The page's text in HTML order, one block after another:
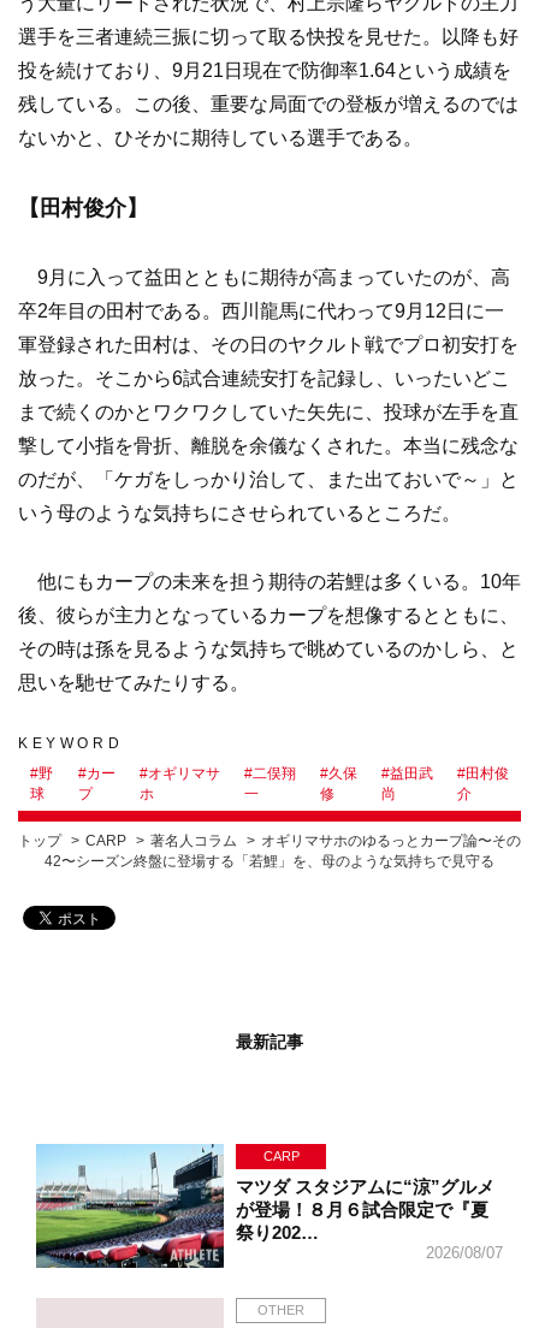
選手を三者連続三振に切って取る快投を見せた。以降も好
投を続けており、9月21日現在で防御率1.64という成績を
残している。この後、重要な局面での登板が増えるのでは
ないかと、ひそかに期待している選手である。
【田村俊介】
9月に入って益田とともに期待が高まっていたのが、高
卒2年目の田村である。西川龍馬に代わって9月12日に一
軍登録された田村は、その日のヤクルト戦でプロ初安打を
放った。そこから6試合連続安打を記録し、いったいどこ
まで続くのかとワクワクしていた矢先に、投球が左手を直
撃して小指を骨折、離脱を余儀なくされた。本当に残念な
のだが、「ケガをしっかり治して、また出ておいで～」と
いう母のような気持ちにさせられているところだ。
他にもカープの未来を担う期待の若鯉は多くいる。10年
後、彼らが主力となっているカープを想像するとともに、
その時は孫を見るような気持ちで眺めているのかしら、と
思いを馳せてみたりする。
KEYWORD
#野
球
#カー
プ
#オギリマサ
ホ
#二俣翔
一
#久保
修
#益田武
尚
#田村俊
介
トップ CARP 著名人コラム
オギリマサホのゆるっとカープ論〜その
42〜シーズン終盤に登場する「若鯉」を、母のような気持ちで見守る
最新記事
CARP
マツダ スタジアムに“涼”グルメ
が登場！８月６試合限定で『夏
祭り202…
2026/08/07
OTHER